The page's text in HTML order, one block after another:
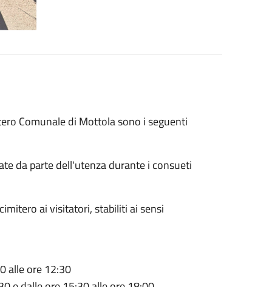
Comunale di Mottola sono i seguenti
da parte dell'utenza durante i consueti
ai visitatori, stabiliti ai sensi
alle ore 12:30